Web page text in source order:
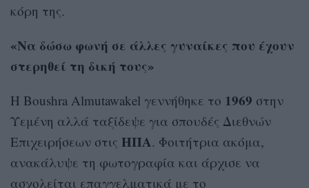
κόρη της.
«Να δώσω φωνή σε άλλες γυναίκες που έχουν
στερηθεί τη δική τους»
Η Boushra Almutawakel γεννήθηκε το 1969 στην
Υεμένη αλλά ταξίδεψε για σπουδές Διεθνών
Επιχειρήσεων στις ΗΠΑ. Φοιτήτρια ακόμα,
ανακάλυψε τη φωτογραφία και άρχισε να
ασχολείται επαγγελματικά με το